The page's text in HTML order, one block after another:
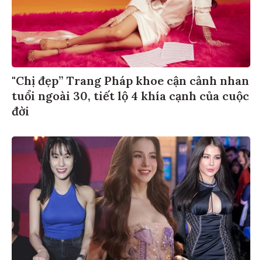
"Chị đẹp” Trang Pháp khoe cận cảnh nhan
tuổi ngoài 30, tiết lộ 4 khía cạnh của cuộc
đời